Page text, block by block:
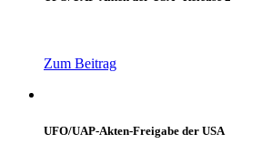
Zum Beitrag
UFO/UAP-Akten-Freigabe der USA